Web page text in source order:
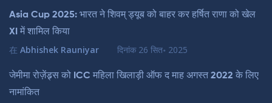
Asia Cup 2025: भारत ने शि‍वम् ड्यूब को बाहर कर हर्षित राणा को खेल
XI में शामिल किया
在 Abhishek Rauniyar दिनांक 26 सित॰ 2025
जेमीमा रोज़ेंड्र्स को ICC महिला खिलाड़ी ऑफ द माह अगस्त 2022 के लिए
नामांकित